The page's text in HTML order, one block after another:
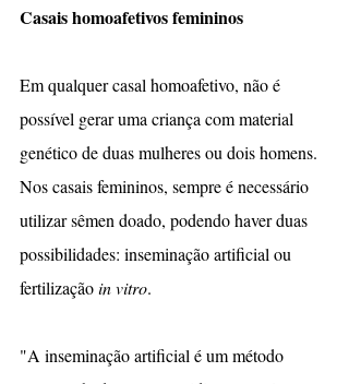
Casais homoafetivos femininos
Em qualquer casal homoafetivo, não é
possível gerar uma criança com material
genético de duas mulheres ou dois homens.
Nos casais femininos, sempre é necessário
utilizar sêmen doado, podendo haver duas
possibilidades: inseminação artificial ou
fertilização in vitro.
"A inseminação artificial é um método